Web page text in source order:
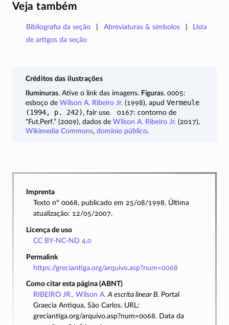
Veja também
Bibliografia da seção Abreviaturas & símbolos
Lista
de artigos da seção
Créditos das ilustrações
Iluminuras. Ative o link das imagens. Figuras. 0005:
esboço de Wilson A. Ribeiro Jr.(1998), apud Vermeule
(1994, p. 242) , fair use. 0167: contorno de
“Fut.Perf.” (2009), dados de Wilson A. Ribeiro Jr.(2017),
Wikimedia Commons, domínio público.
Imprenta
Texto nº 0068, publicado em 25/08/1998. Última
atualização: 12/05/2007.
Licença de uso
CC BY-NC-ND 4.0
Permalink
https://greciantiga.org/arquivo.asp?num=0068
Como citar esta página (ABNT)
RIBEIRO JR., Wilson A. A escrita linear B. Portal
Graecia Antiqua, São Carlos. URL:
greciantiga.org/arquivo.asp?num=0068. Data da